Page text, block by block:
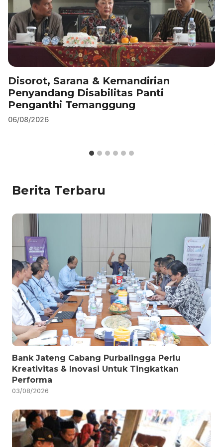
Disorot, Sarana & Kemandirian
Penyandang Disabilitas Panti
Penganthi Temanggung
06/08/2026
Berita Terbaru
Bank Jateng Cabang Purbalingga Perlu
Kreativitas & Inovasi Untuk Tingkatkan
Performa
03/08/2026